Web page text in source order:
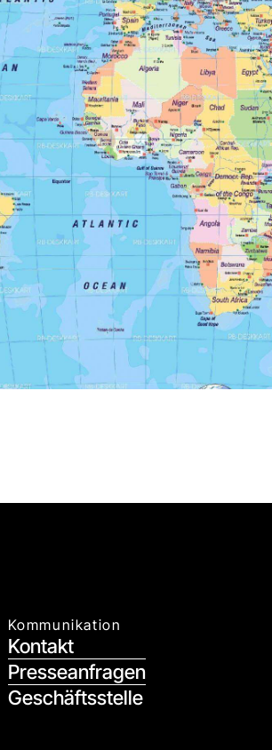
Kommunikation
Kontakt
Presseanfragen
Geschäftsstelle